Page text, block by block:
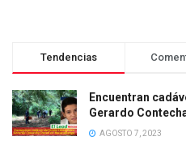
Tendencias
Encuentran
Gerardo
AGOSTO 7, 2023